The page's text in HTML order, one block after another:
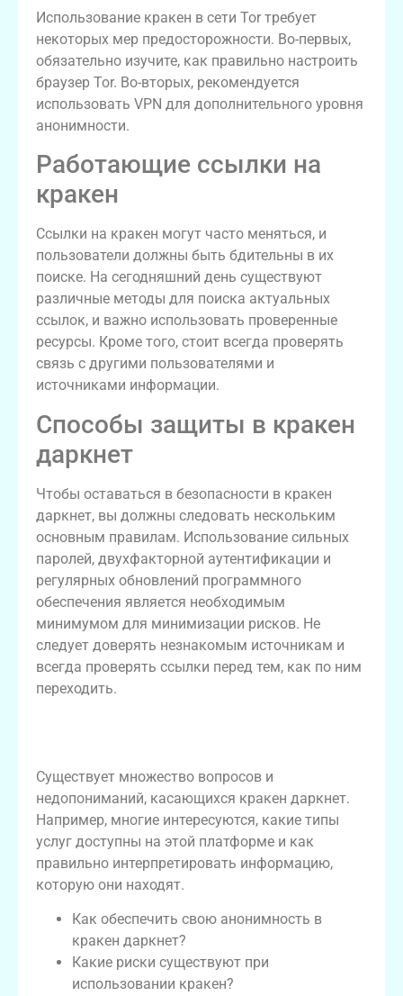
Использование кракен в сети Tor требует
некоторых мер предосторожности. Во-первых,
обязательно изучите, как правильно настроить
браузер Tor. Во-вторых, рекомендуется
использовать VPN для дополнительного уровня
анонимности.
Работающие ссылки на
кракен
Ссылки на кракен могут часто меняться, и
пользователи должны быть бдительны в их
поиске. На сегодняшний день существуют
различные методы для поиска актуальных
ссылок, и важно использовать проверенные
ресурсы. Кроме того, стоит всегда проверять
связь с другими пользователями и
источниками информации.
Способы защиты в кракен
даркнет
Чтобы оставаться в безопасности в кракен
даркнет, вы должны следовать нескольким
основным правилам. Использование сильных
паролей, двухфакторной аутентификации и
регулярных обновлений программного
обеспечения является необходимым
минимумом для минимизации рисков. Не
следует доверять незнакомым источникам и
всегда проверять ссылки перед тем, как по ним
переходить.
Существует множество вопросов и
недопониманий, касающихся кракен даркнет.
Например, многие интересуются, какие типы
услуг доступны на этой платформе и как
правильно интерпретировать информацию,
которую они находят.
Как обеспечить свою анонимность в
кракен даркнет?
Какие риски существуют при
использовании кракен?